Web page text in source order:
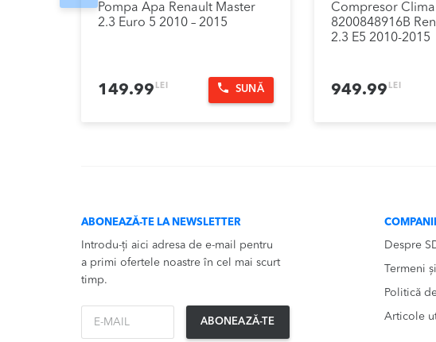
Pompa Apa Renault Master
2.3 Euro 5 2010 – 2015
149.99 LEI SUNĂ
Compresor Clima
8200848916B
2.3 E5 2010-2015
949.99 LEI
ABONEAZĂ-TE LA NEWSLETTER
Introdu-ți aici adresa de e-mail pentru
a primi ofertele noastre în cel mai scurt
timp.
ABONEAZĂ-TE
Despre
Termeni
Politică
Articole